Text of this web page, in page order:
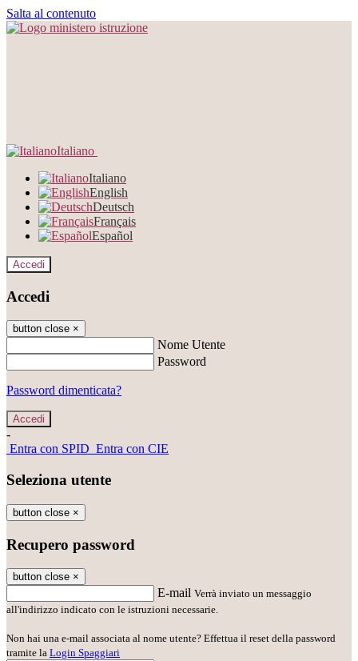
Salta al contenuto
Italiano
Italiano
English
Deutsch
Français
Español
Accedi
Accedi
button close ×
Nome Utente
Password
Password dimenticata?
-
Entra con SPID Entra con CIE
Seleziona utente
button close ×
Recupero password
button close ×
E-mail Verrà inviato un messaggio
all'indirizzo indicato con le istruzioni necessarie.
Non hai una e-mail associata al nome utente? Effettua il reset della password
tramite la Login Spaggiari